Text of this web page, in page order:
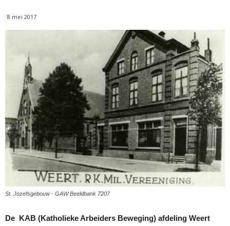
8 mei 2017
St. Jozefsgebouw - GAW Beeldbank 7207
De KAB (Katholieke Arbeiders Beweging) afdeling Weert